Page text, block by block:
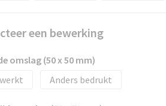
een bewerking
omslag (50 x 50 mm)
Anders bedrukt